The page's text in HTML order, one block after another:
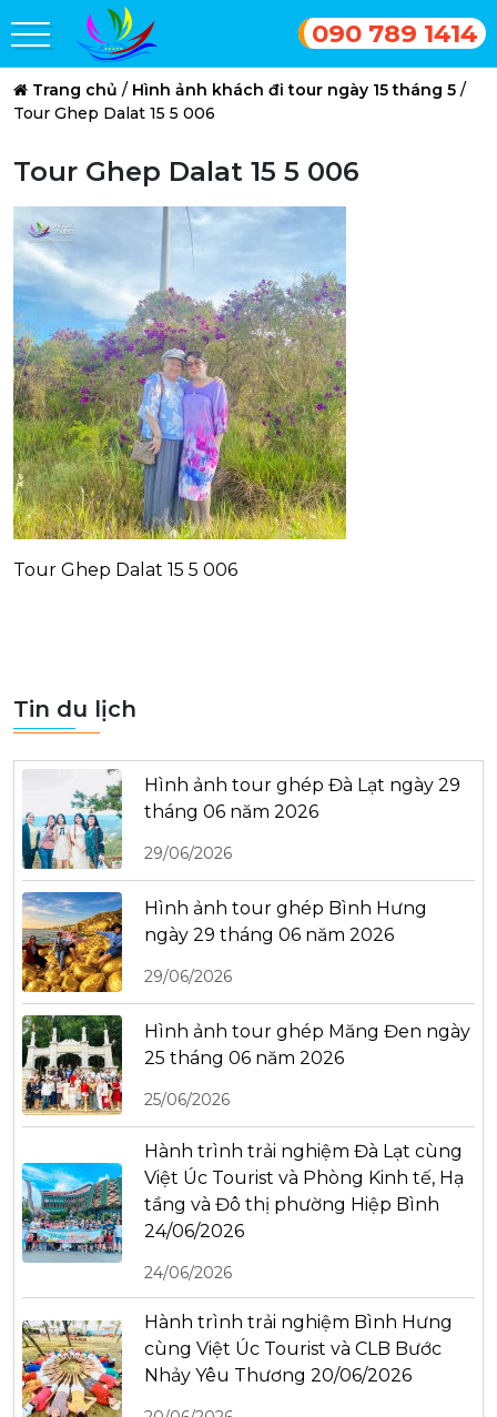
090 789 1414
Trang chủ / Hình ảnh khách đi tour ngày 15 tháng 5 /
Tour Ghep Dalat 15 5 006
Tour Ghep Dalat 15 5 006
Tour Ghep Dalat 15 5 006
Tin du lịch
Hình ảnh tour ghép Đà Lạt ngày 29
tháng 06 năm 2026
29/06/2026
Hình ảnh tour ghép Bình Hưng
ngày 29 tháng 06 năm 2026
29/06/2026
Hình ảnh tour ghép Măng Đen ngày
25 tháng 06 năm 2026
25/06/2026
Hành trình trải nghiệm Đà Lạt cùng
Việt Úc Tourist và Phòng Kinh tế, Hạ
tầng và Đô thị phường Hiệp Bình
24/06/2026
24/06/2026
Hành trình trải nghiệm Bình Hưng
cùng Việt Úc Tourist và CLB Bước
Nhảy Yêu Thương 20/06/2026